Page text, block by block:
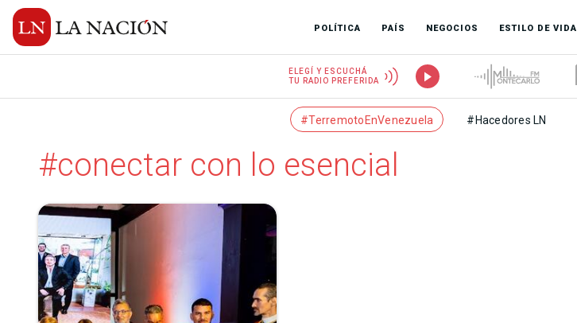
POLÍTICA PAÍS NEGOCIOS ESTILO DE VIDA
ELEGÍ Y ESCUCHÁ
TU RADIO PREFERIDA
#TerremotoEnVenezuela #Hacedores LN
#conectar con lo esencial